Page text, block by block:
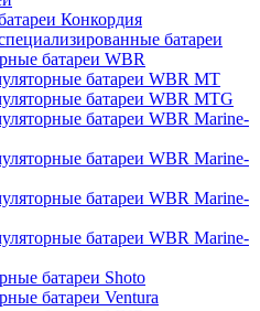
Конкордия
батареи
батареи WBR
батареи WBR MT
батареи WBR MTG
батареи WBR Marine-
батареи WBR Marine-
батареи WBR Marine-
батареи WBR Marine-
батареи Shoto
батареи Ventura